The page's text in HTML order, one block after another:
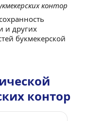
контор
и других
букмекерской
контор